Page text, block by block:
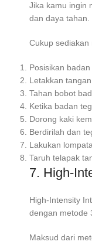
Jika kamu ingin
dan daya tahan.
Cukup
Posisikan
Letakkan
Tahan bobot
Ketika badan
Dorong kaki
Berdirilah dan
Lakukan
Taruh telapak
7. High-
High-Intensity
dengan metode
Maksud dari